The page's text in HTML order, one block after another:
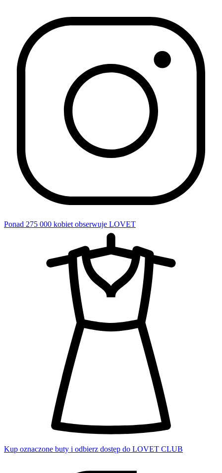
Ponad 275 000 kobiet obserwuje LOVET
Kup oznaczone buty i odbierz dostęp do LOVET CLUB